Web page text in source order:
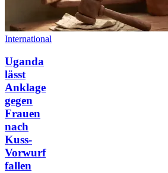
International
Uganda
lässt
Anklage
gegen
Frauen
nach
Kuss-
Vorwurf
fallen